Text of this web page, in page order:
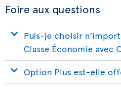
Foire aux questions
Puis-je choisir
Classe Économie avec
Option Plus est-elle